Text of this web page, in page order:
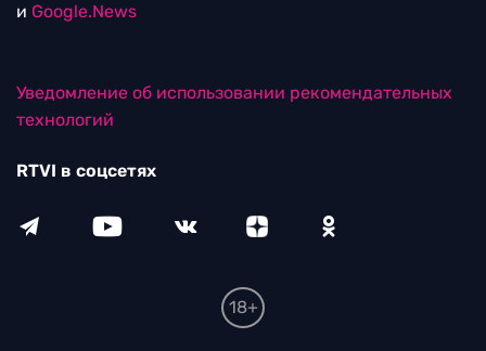
и Google.News
Уведомление об использовании рекомендательных
технологий
RTVI в соцсетях
18+